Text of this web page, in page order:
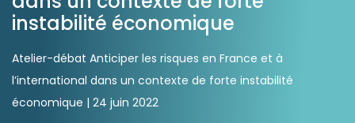
Nos solutions
Notre groupe
instabilité économique
Atelier-débat Anticiper les risques en France et à
l’international dans un contexte de forte instabilité
économique | 24 juin 2022